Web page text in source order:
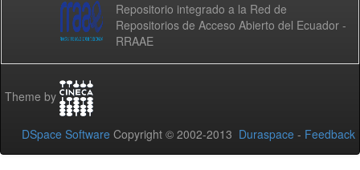
Repositorio integrado a la Red de
Repositorios de Acceso Abierto del Ecuador -
RRAAE
Theme by
DSpace Software Copyright © 2002-2013 Duraspace - Feedback